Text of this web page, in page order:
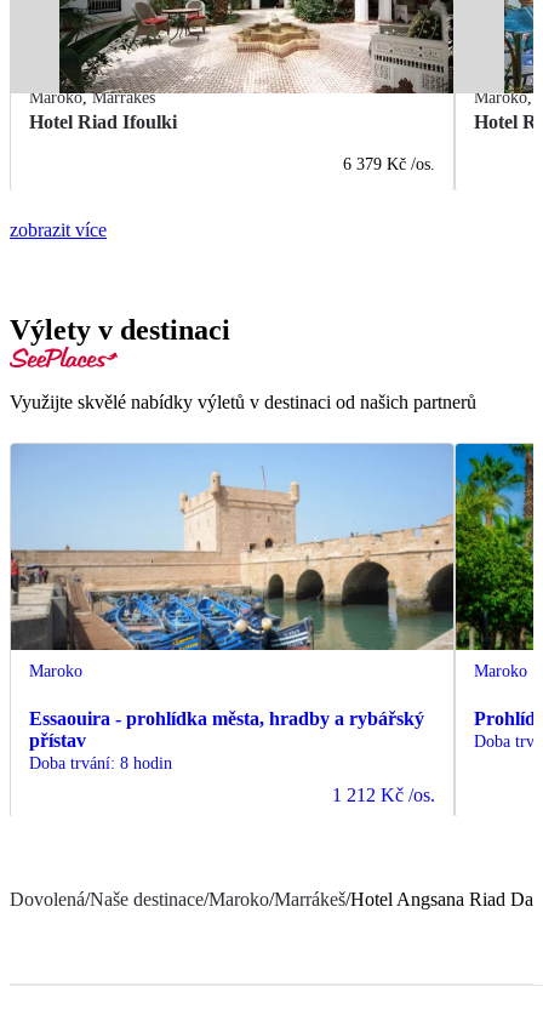
Maroko,Marrákeš
Hotel Riad Ifoulki
6 379 Kč /os.
Maroko,
Hotel
zobrazit více
Výlety v destinaci
Využijte skvělé nabídky výletů v destinaci od našich partnerů
Maroko
Essaouira - prohlídka města, hradby a rybářský
přístav
Doba trvání: 8 hodin
1 212 Kč /os.
Maroko
Doba
Dovolená/Naše destinace/Maroko/Marrákeš/Hotel Angsana Riad